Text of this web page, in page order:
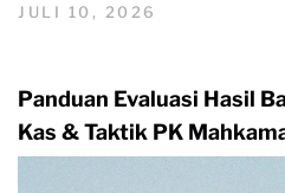
JULI 10, 2026
Panduan Evaluasi Hasil
Kas & Taktik PK